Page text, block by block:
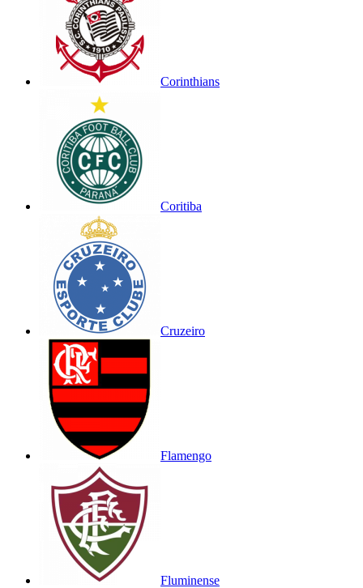
Corinthians
Coritiba
Cruzeiro
Flamengo
Fluminense